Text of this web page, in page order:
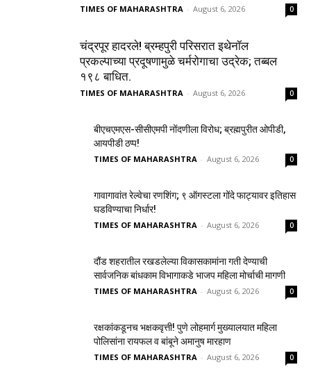
TIMES OF MAHARASHTRA - August 6, 2026 0
चंद्रपूर हादरले! ब्रम्हपुरी परिसरात इथेनॉल
प्रकल्पाच्या प्रदूषणामुळे चर्मरोगाचा उद्रेक; तब्बल
१९८ बाधित.
TIMES OF MAHARASHTRA - August 6, 2026 0
बीएचएमएस-सीसीएमपी नोंदणीला विरोध; ब्रह्मपुरीत ओपीडी,
आयपीडी ठप्प!
TIMES OF MAHARASHTRA - August 6, 2026 0
गावागावांत रेल्वेचा रणशिंग; ९ ऑगस्टला गोंदे फाट्यावर इतिहास
घडविण्याचा निर्धार!
TIMES OF MAHARASHTRA - August 6, 2026 0
दौंड शहरातील रखडलेल्या विकासकामांना गती देण्याची
सार्वजनिक बांधकाम विभागाकडे भाजप महिला मोर्चाची मागणी
TIMES OF MAHARASHTRA - August 6, 2026 0
रक्षकांकडूनच भक्षकवृत्ती! पुणे लोहमार्ग मुख्यालयात महिला
पोलिसांना रायफल व बांबूने अमानुष मारहाण
TIMES OF MAHARASHTRA - August 6, 2026 0